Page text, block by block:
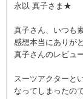
永以 真子さま★
真子さん、いつも
感想本当にありが
真子さんのレビュ
スーツアクターと
なってしまったの